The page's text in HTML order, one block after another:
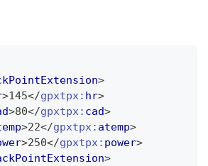
>
>145</gpxtpx: hr>
>80</gpxtpx: cad>
>22</gpxtpx: atemp>
>250</gpxtpx: power>
>